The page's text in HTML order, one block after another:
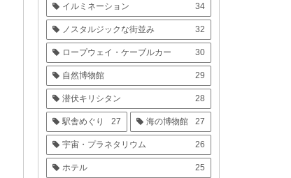
イルミネーション 34
ノスタルジックな街並み 32
ロープウェイ・ケーブルカー 30
自然博物館 29
潜伏キリシタン 28
駅舎めぐり 27 海の博物館 27
宇宙・プラネタリウム 26
ホテル 25